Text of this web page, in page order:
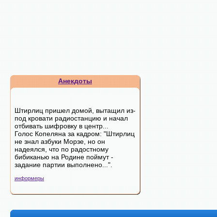
Анекдоты
Штирлиц пришел домой, вытащил из-
под кровати радиостанцию и начал
отбивать шифровку в центр...
Голос Копеляна за кадром: "Штирлиц
не знал азбуки Морзе, но он
надеялся, что по радостному
бибиканью на Родине поймут -
задание партии выполнено...".
информеры